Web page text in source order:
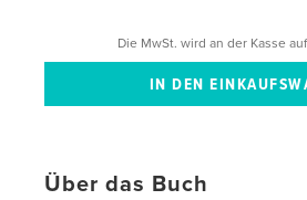
Die MwSt. wird an der Kasse
Über das Buch